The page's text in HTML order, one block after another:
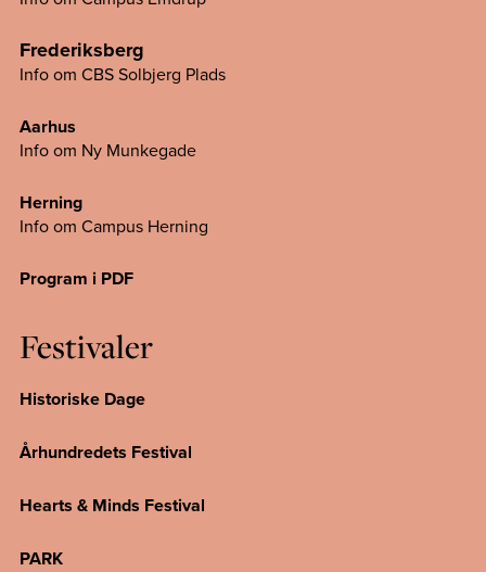
Frederiksberg
Info om CBS Solbjerg Plads
Aarhus
Info om Ny Munkegade
Herning
Info om Campus Herning
Program i PDF
Festivaler
Historiske Dage
Århundredets Festival
Hearts & Minds Festival
PARK